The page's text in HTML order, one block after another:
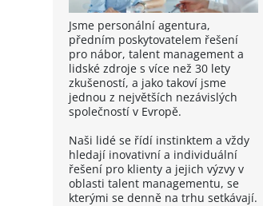
Jsme personální agentura,
předním poskytovatelem řešení
pro nábor, talent management a
lidské zdroje s více než 30 lety
zkušeností, a jako takoví jsme
jednou z největších nezávislých
společností v Evropě.
Naši lidé se řídí instinktem a vždy
hledají inovativní a individuální
řešení pro klienty a jejich výzvy v
oblasti talent managementu, se
kterými se denně na trhu setkávají.